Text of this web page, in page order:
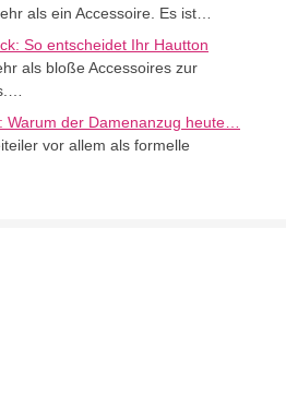
als ein Accessoire. Es ist…
So entscheidet Ihr Hautton
als bloße Accessoires zur
Warum der Damenanzug heute…
vor allem als formelle